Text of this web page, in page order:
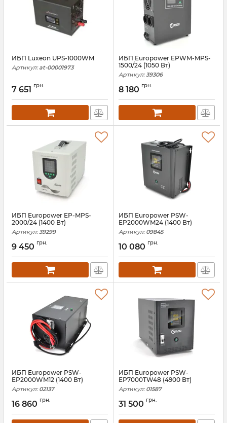
ИБП Luxeon UPS-1000WM
Артикул: at-00001973
7 651 грн.
ИБП Europower EPWM-MPS-
1500/24 (1050 Вт)
Артикул: 39306
8 180 грн.
ИБП Europower EP-MPS-
2000/24 (1400 Вт)
Артикул: 39299
9 450 грн.
ИБП Europower PSW-
EP2000WM24 (1400 Вт)
Артикул: 09845
10 080 грн.
ИБП Europower PSW-
EP2000WM12 (1400 Вт)
Артикул: 02137
16 860 грн.
ИБП Europower PSW-
EP7000TW48 (4900 Вт)
Артикул: 01587
31 500 грн.